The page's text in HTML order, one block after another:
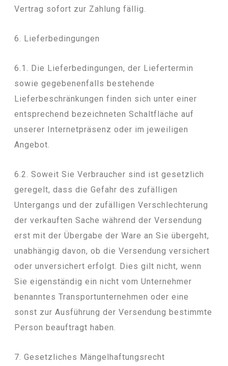
Vertrag sofort zur Zahlung fällig.
6. Lieferbedingungen
6.1. Die Lieferbedingungen, der Liefertermin
sowie gegebenenfalls bestehende
Lieferbeschränkungen finden sich unter einer
entsprechend bezeichneten Schaltfläche auf
unserer Internetpräsenz oder im jeweiligen
Angebot.
6.2. Soweit Sie Verbraucher sind ist gesetzlich
geregelt, dass die Gefahr des zufälligen
Untergangs und der zufälligen Verschlechterung
der verkauften Sache während der Versendung
erst mit der Übergabe der Ware an Sie übergeht,
unabhängig davon, ob die Versendung versichert
oder unversichert erfolgt. Dies gilt nicht, wenn
Sie eigenständig ein nicht vom Unternehmer
benanntes Transportunternehmen oder eine
sonst zur Ausführung der Versendung bestimmte
Person beauftragt haben.
7. Gesetzliches Mängelhaftungsrecht